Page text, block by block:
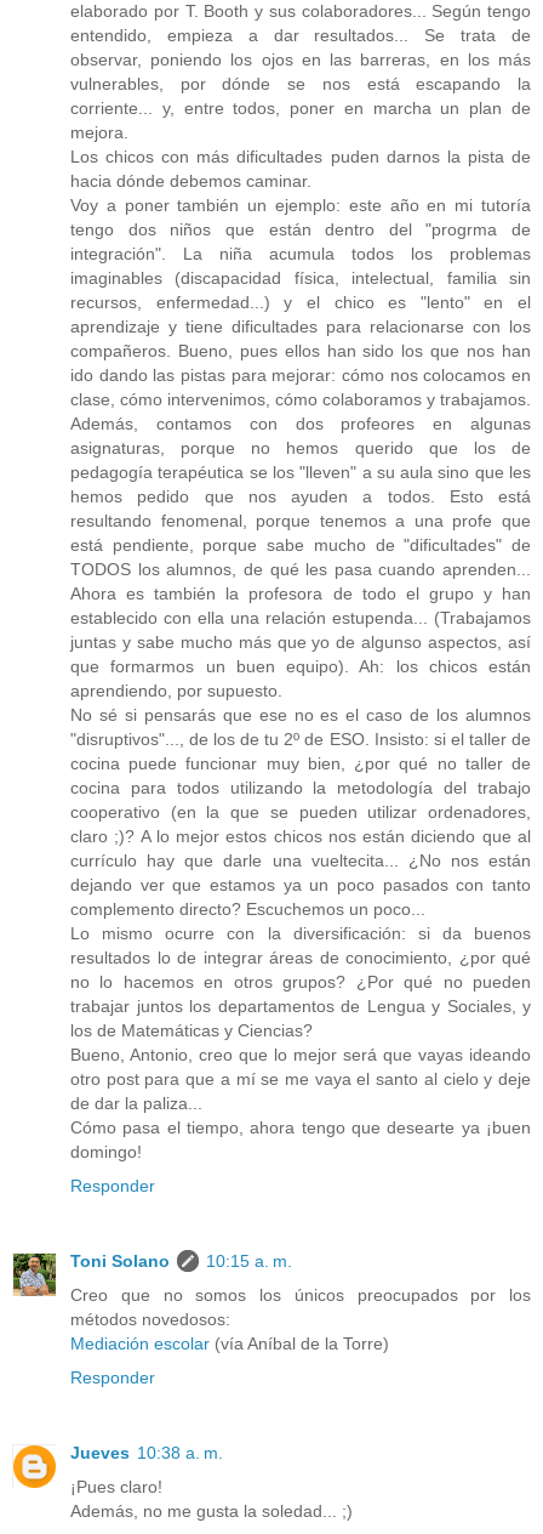
elaborado por T. Booth y sus colaboradores... Según tengo
entendido, empieza a dar resultados... Se trata de
observar, poniendo los ojos en las barreras, en los más
vulnerables, por dónde se nos está escapando la
corriente... y, entre todos, poner en marcha un plan de
mejora.
Los chicos con más dificultades puden darnos la pista de
hacia dónde debemos caminar.
Voy a poner también un ejemplo: este año en mi tutoría
tengo dos niños que están dentro del "progrma de
integración". La niña acumula todos los problemas
imaginables (discapacidad física, intelectual, familia sin
recursos, enfermedad...) y el chico es "lento" en el
aprendizaje y tiene dificultades para relacionarse con los
compañeros. Bueno, pues ellos han sido los que nos han
ido dando las pistas para mejorar: cómo nos colocamos en
clase, cómo intervenimos, cómo colaboramos y trabajamos.
Además, contamos con dos profeores en algunas
asignaturas, porque no hemos querido que los de
pedagogía terapéutica se los "lleven" a su aula sino que les
hemos pedido que nos ayuden a todos. Esto está
resultando fenomenal, porque tenemos a una profe que
está pendiente, porque sabe mucho de "dificultades" de
TODOS los alumnos, de qué les pasa cuando aprenden...
Ahora es también la profesora de todo el grupo y han
establecido con ella una relación estupenda... (Trabajamos
juntas y sabe mucho más que yo de algunso aspectos, así
que formarmos un buen equipo). Ah: los chicos están
aprendiendo, por supuesto.
No sé si pensarás que ese no es el caso de los alumnos
"disruptivos"..., de los de tu 2º de ESO. Insisto: si el taller de
cocina puede funcionar muy bien, ¿por qué no taller de
cocina para todos utilizando la metodología del trabajo
cooperativo (en la que se pueden utilizar ordenadores,
claro ;)? A lo mejor estos chicos nos están diciendo que al
currículo hay que darle una vueltecita... ¿No nos están
dejando ver que estamos ya un poco pasados con tanto
complemento directo? Escuchemos un poco...
Lo mismo ocurre con la diversificación: si da buenos
resultados lo de integrar áreas de conocimiento, ¿por qué
no lo hacemos en otros grupos? ¿Por qué no pueden
trabajar juntos los departamentos de Lengua y Sociales, y
los de Matemáticas y Ciencias?
Bueno, Antonio, creo que lo mejor será que vayas ideando
otro post para que a mí se me vaya el santo al cielo y deje
de dar la paliza...
Cómo pasa el tiempo, ahora tengo que desearte ya ¡buen
domingo!
Responder
Toni Solano
10:15 a. m.
Creo que no somos los únicos preocupados por los
métodos novedosos:
Mediación escolar (vía Aníbal de la Torre)
Responder
Jueves 10:38 a. m.
¡Pues claro!
Además, no me gusta la soledad... ;)